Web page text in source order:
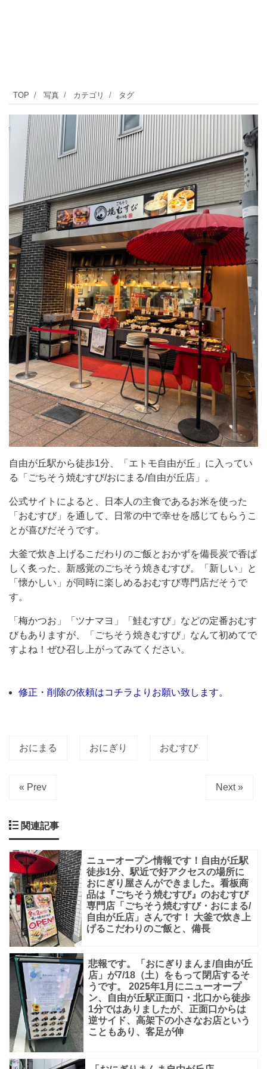
自
由
が
か
ら
徒
歩
1
分、
「エ
ト
モ
自
由
が
丘」
に
入
て
る
「ご
そ
う
焼
む
す
び/
に
自
由
丘
公
式
サ
イ
ト
に
よ
る
と、
日
本
人
の
主
TOP 写真 カテゴリ タグ
自由が丘駅から徒歩1分、「エトモ自由が丘」に入ってい
る「ごちそう焼むすび/おにまる/自由が丘店」。
公式サイトによると、日本人の主食であるお米を使った
「おむすび」を通して、日常の中で幸せを感じてもらうこ
とが喜びだそうです。
大釜で炊き上げるこだわりのご飯とおかずを備長炭で香ば
しく炙った、新感覚のごちそう焼きむすび。「新しい」と
「懐かしい」が同時に楽しめるおむすび専門店だそうで
す。
「梅かつお」「ツナマヨ」「鮭むすび」などの定番おむす
びもありますが、「ごちそう焼きむすび」なんて初めてで
すよね！ぜひ召し上がってみてください。
修正・削除の依頼はコチラよりお願い致します。
おにまる おにぎり おむすび
« Prev Next »
関連記事
ニューオープン情報です！自由が丘駅
徒歩1分、駅近で好アクセスの場所に
おにぎり屋さんができました。看板商
品は『ごちそう焼むすび』のおむすび
専門店「ごちそう焼むすび・おにまる/
自由が丘店」さんです！ 大釜で炊き上
げるこだわりのご飯と、備長
悲報です。「おにぎりまんま/自由が丘
店」が7/18（土）をもって閉店するそ
うです。 2025年1月にニューオープ
ン、自由が丘駅正面口・北口から徒歩
1分ではありましたが、正面口からは
逆サイド、高架下の小さなお店という
こともあり、客足が伸